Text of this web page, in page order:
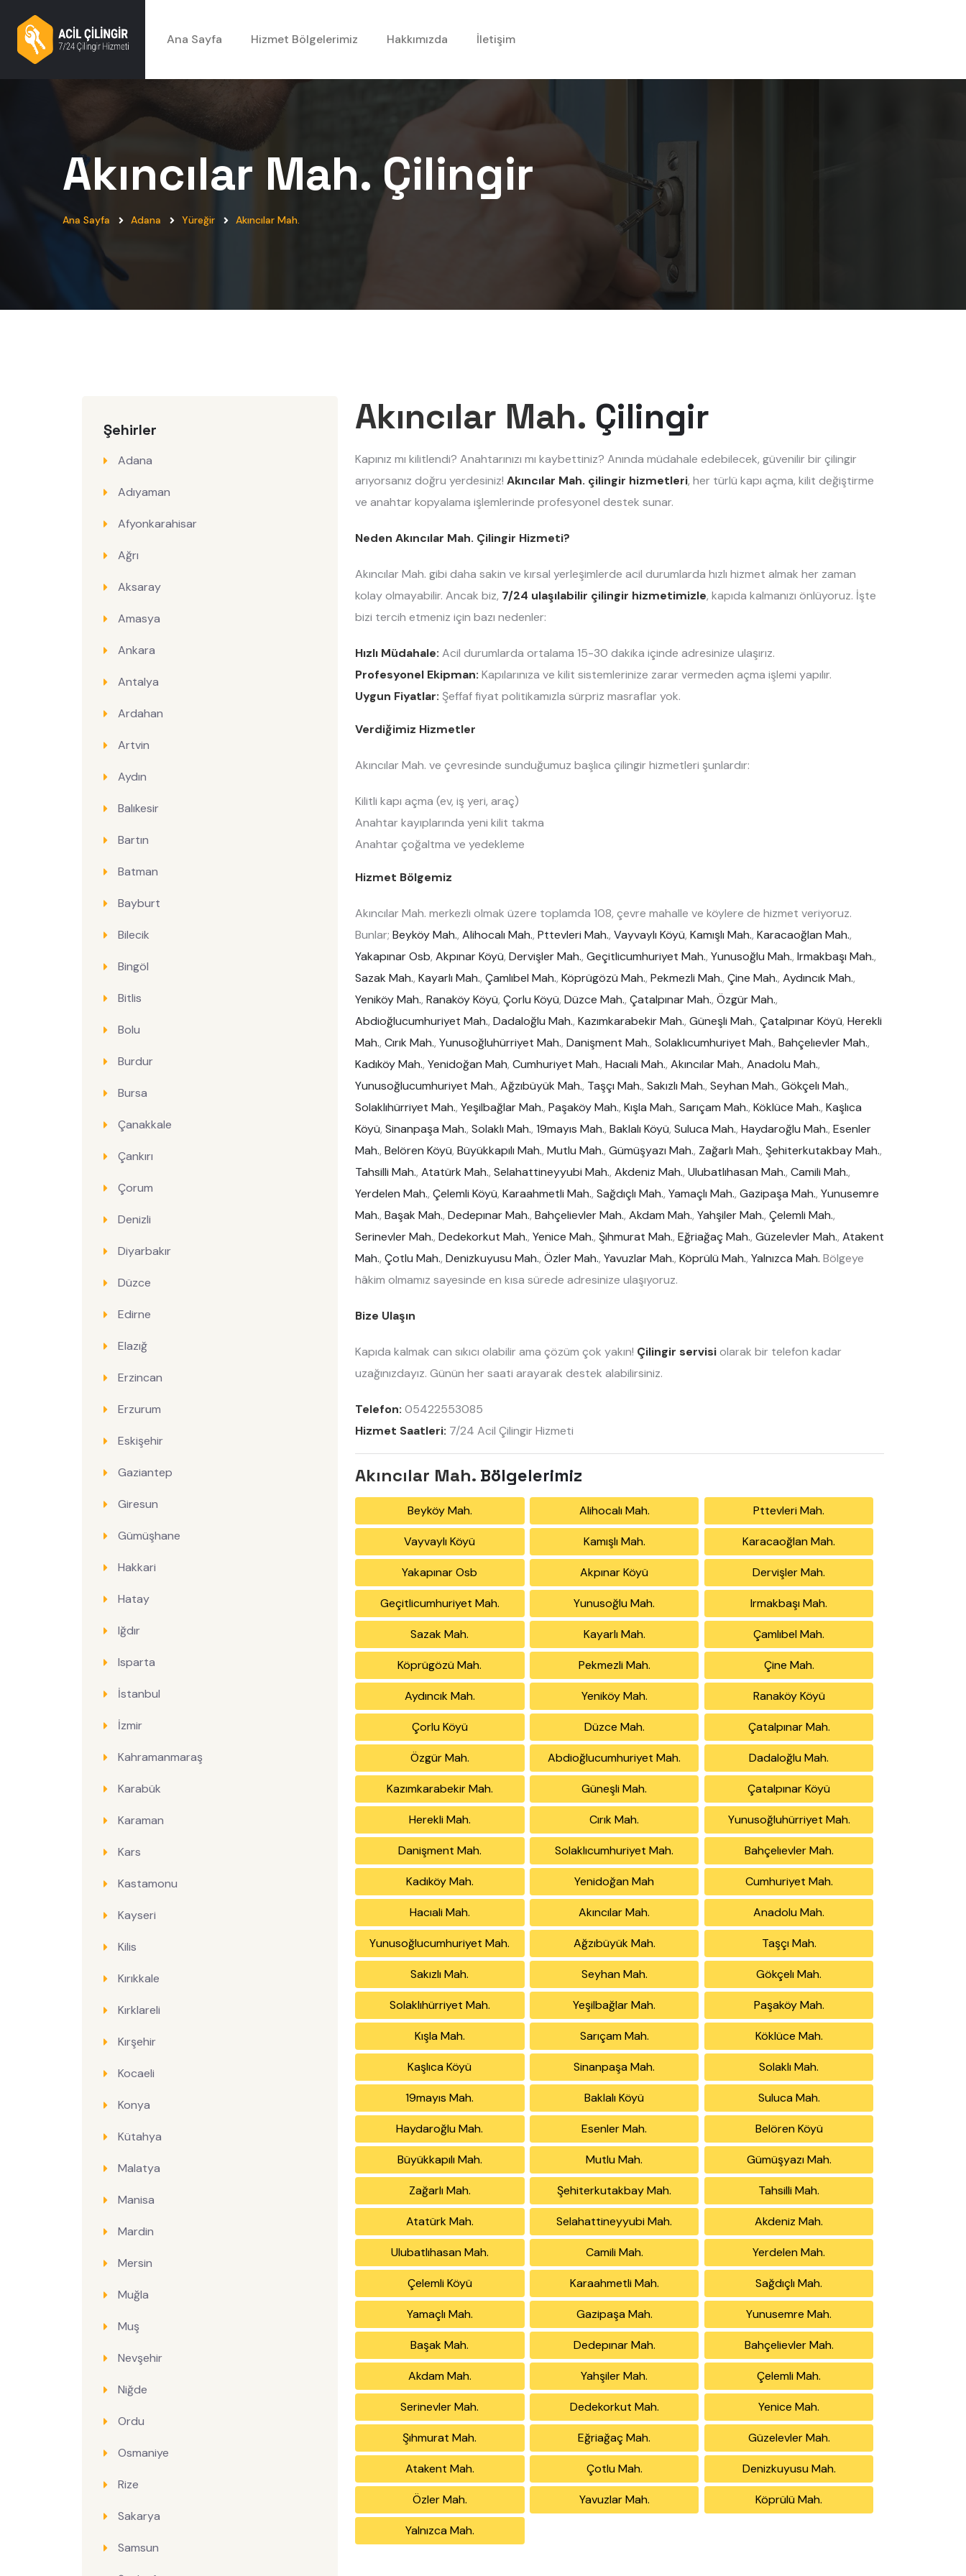
Ana Sayfa Hizmet Bölgelerimiz Hakkımızda İletişim
Akıncılar Mah. Çilingir
Ana Sayfa Adana Yüreğir Akıncılar Mah.
Şehirler
Adana
Adıyaman
Afyonkarahisar
Ağrı
Aksaray
Amasya
Ankara
Antalya
Ardahan
Artvin
Aydın
Balıkesir
Bartın
Batman
Bayburt
Bilecik
Bingöl
Bitlis
Bolu
Burdur
Bursa
Çanakkale
Çankırı
Çorum
Denizli
Diyarbakır
Düzce
Edirne
Elazığ
Erzincan
Erzurum
Eskişehir
Gaziantep
Giresun
Gümüşhane
Hakkari
Hatay
Iğdır
Isparta
İstanbul
İzmir
Kahramanmaraş
Karabük
Karaman
Kars
Kastamonu
Kayseri
Kilis
Kırıkkale
Kırklareli
Kırşehir
Kocaeli
Konya
Kütahya
Malatya
Manisa
Mardin
Mersin
Muğla
Muş
Nevşehir
Niğde
Ordu
Osmaniye
Rize
Sakarya
Samsun
Akıncılar Mah. Çilingir
Kapınız mı kilitlendi? Anahtarınızı mı kaybettiniz? Anında müdahale edebilecek, güvenilir bir çilingir
arıyorsanız doğru yerdesiniz! Akıncılar Mah. çilingir hizmetleri, her türlü kapı açma, kilit değiştirme
ve anahtar kopyalama işlemlerinde profesyonel destek sunar.
Neden Akıncılar Mah. Çilingir Hizmeti?
Akıncılar Mah. gibi daha sakin ve kırsal yerleşimlerde acil durumlarda hızlı hizmet almak her zaman
kolay olmayabilir. Ancak biz, 7/24 ulaşılabilir çilingir hizmetimizle, kapıda kalmanızı önlüyoruz. İşte
bizi tercih etmeniz için bazı nedenler:
Hızlı Müdahale: Acil durumlarda ortalama 15-30 dakika içinde adresinize ulaşırız.
Profesyonel Ekipman: Kapılarınıza ve kilit sistemlerinize zarar vermeden açma işlemi yapılır.
Uygun Fiyatlar: Şeffaf fiyat politikamızla sürpriz masraflar yok.
Verdiğimiz Hizmetler
Akıncılar Mah. ve çevresinde sunduğumuz başlıca çilingir hizmetleri şunlardır:
Kilitli kapı açma (ev, iş yeri, araç)
Anahtar kayıplarında yeni kilit takma
Anahtar çoğaltma ve yedekleme
Hizmet Bölgemiz
Akıncılar Mah. merkezli olmak üzere toplamda 108, çevre mahalle ve köylere de hizmet veriyoruz.
Bunlar; Beyköy Mah., Alihocalı Mah., Pttevleri Mah., Vayvaylı Köyü, Kamışlı Mah., Karacaoğlan Mah.,
Yakapınar Osb, Akpınar Köyü, Dervişler Mah., Geçitlicumhuriyet Mah., Yunusoğlu Mah., Irmakbaşı Mah.,
Sazak Mah., Kayarlı Mah., Çamlıbel Mah., Köprügözü Mah., Pekmezli Mah., Çine Mah., Aydıncık Mah.,
Yeniköy Mah., Ranaköy Köyü, Çorlu Köyü, Düzce Mah., Çatalpınar Mah., Özgür Mah.,
Abdioğlucumhuriyet Mah., Dadaloğlu Mah., Kazımkarabekir Mah., Güneşli Mah., Çatalpınar Köyü, Herekli
Mah., Cırık Mah., Yunusoğluhürriyet Mah., Danişment Mah., Solaklıcumhuriyet Mah., Bahçelıevler Mah.,
Kadıköy Mah., Yenidoğan Mah, Cumhuriyet Mah., Hacıali Mah., Akıncılar Mah., Anadolu Mah.,
Yunusoğlucumhuriyet Mah., Ağzıbüyük Mah., Taşçı Mah., Sakızlı Mah., Seyhan Mah., Gökçelı Mah.,
Solaklıhürriyet Mah., Yeşilbağlar Mah., Paşaköy Mah., Kışla Mah., Sarıçam Mah., Köklüce Mah., Kaşlıca
Köyü, Sinanpaşa Mah., Solaklı Mah., 19mayıs Mah., Baklalı Köyü, Suluca Mah., Haydaroğlu Mah., Esenler
Mah., Belören Köyü, Büyükkapılı Mah., Mutlu Mah., Gümüşyazı Mah., Zağarlı Mah., Şehiterkutakbay Mah.,
Tahsilli Mah., Atatürk Mah., Selahattineyyubi Mah., Akdeniz Mah., Ulubatlıhasan Mah., Camili Mah.,
Yerdelen Mah., Çelemli Köyü, Karaahmetli Mah., Sağdıçlı Mah., Yamaçlı Mah., Gazipaşa Mah., Yunusemre
Mah., Başak Mah., Dedepınar Mah., Bahçelievler Mah., Akdam Mah., Yahşiler Mah., Çelemli Mah.,
Serinevler Mah., Dedekorkut Mah., Yenice Mah., Şıhmurat Mah., Eğriağaç Mah., Güzelevler Mah., Atakent
Mah., Çotlu Mah., Denizkuyusu Mah., Özler Mah., Yavuzlar Mah., Köprülü Mah., Yalnızca Mah. Bölgeye
hâkim olmamız sayesinde en kısa sürede adresinize ulaşıyoruz.
Bize Ulaşın
Kapıda kalmak can sıkıcı olabilir ama çözüm çok yakın! Çilingir servisiolarak bir telefon kadar
uzağınızdayız. Günün her saati arayarak destek alabilirsiniz.
Telefon: 05422553085
Hizmet Saatleri: 7/24 Acil Çilingir Hizmeti
Akıncılar Mah. Bölgelerimiz
Beyköy Mah. Alihocalı Mah. Pttevleri Mah.
Vayvaylı Köyü Kamışlı Mah. Karacaoğlan Mah.
Yakapınar Osb Akpınar Köyü Dervişler Mah.
Geçitlicumhuriyet Mah. Yunusoğlu Mah. Irmakbaşı Mah.
Sazak Mah. Kayarlı Mah. Çamlıbel Mah.
Köprügözü Mah. Pekmezli Mah. Çine Mah.
Aydıncık Mah. Yeniköy Mah. Ranaköy Köyü
Çorlu Köyü Düzce Mah. Çatalpınar Mah.
Özgür Mah. Abdioğlucumhuriyet Mah. Dadaloğlu Mah.
Kazımkarabekir Mah. Güneşli Mah. Çatalpınar Köyü
Herekli Mah. Cırık Mah. Yunusoğluhürriyet Mah.
Danişment Mah. Solaklıcumhuriyet Mah. Bahçelıevler Mah.
Kadıköy Mah. Yenidoğan Mah Cumhuriyet Mah.
Hacıali Mah. Akıncılar Mah. Anadolu Mah.
Yunusoğlucumhuriyet Mah. Ağzıbüyük Mah. Taşçı Mah.
Sakızlı Mah. Seyhan Mah. Gökçelı Mah.
Solaklıhürriyet Mah. Yeşilbağlar Mah. Paşaköy Mah.
Kışla Mah. Sarıçam Mah. Köklüce Mah.
Kaşlıca Köyü Sinanpaşa Mah. Solaklı Mah.
19mayıs Mah. Baklalı Köyü Suluca Mah.
Haydaroğlu Mah. Esenler Mah. Belören Köyü
Büyükkapılı Mah. Mutlu Mah. Gümüşyazı Mah.
Zağarlı Mah. Şehiterkutakbay Mah. Tahsilli Mah.
Atatürk Mah. Selahattineyyubi Mah. Akdeniz Mah.
Ulubatlıhasan Mah. Camili Mah. Yerdelen Mah.
Çelemli Köyü Karaahmetli Mah. Sağdıçlı Mah.
Yamaçlı Mah. Gazipaşa Mah. Yunusemre Mah.
Başak Mah. Dedepınar Mah. Bahçelievler Mah.
Akdam Mah. Yahşiler Mah. Çelemli Mah.
Serinevler Mah. Dedekorkut Mah. Yenice Mah.
Şıhmurat Mah. Eğriağaç Mah. Güzelevler Mah.
Atakent Mah. Çotlu Mah. Denizkuyusu Mah.
Özler Mah. Yavuzlar Mah. Köprülü Mah.
Yalnızca Mah.